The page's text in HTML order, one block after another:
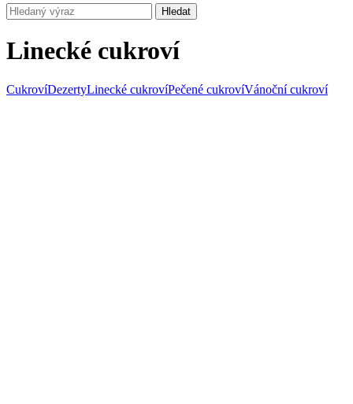
Hledat
Linecké cukroví
CukrovíDezertyLinecké cukrovíPečené cukrovíVánoční cukroví